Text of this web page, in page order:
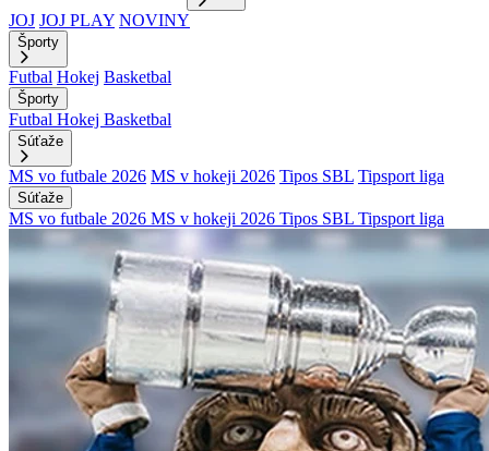
JOJ JOJ PLAY NOVINY
Športy
Futbal Hokej Basketbal
Športy
Futbal Hokej Basketbal
Súťaže
MS vo futbale 2026 MS v hokeji 2026 Tipos SBL Tipsport liga
Súťaže
MS vo futbale 2026 MS v hokeji 2026 Tipos SBL Tipsport liga